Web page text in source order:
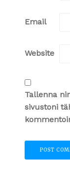
Email
Website
Tallenna
sivustoni